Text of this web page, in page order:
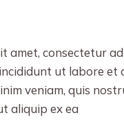
amet, consectetur
ut labore et
veniam, quis
aliquip ex ea